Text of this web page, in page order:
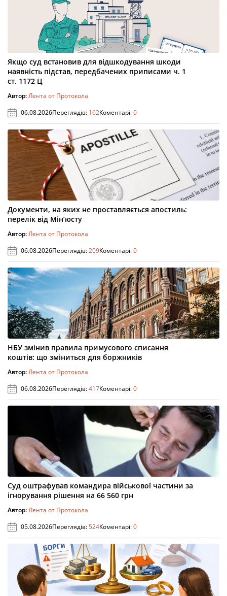
Якщо суд встановив для відшкодування шкоди
наявність підстав, передбачених приписами ч. 1
ст. 1172 Ц
Автор:Лента от Протокола
06.08.2026Переглядів: 162Коментарі:0
Документи, на яких не проставляється апостиль:
перелік від Мін’юсту
Автор:Лента от Протокола
06.08.2026Переглядів:209Коментарі:0
НБУ змінив правила примусового списання
коштів: що зміниться для боржників
Автор:Лента от Протокола
06.08.2026Переглядів:417Коментарі:0
Суд оштрафував командира військової частини за
ігнорування рішення на 66 560 грн
Автор:Лента от Протокола
05.08.2026Переглядів:524Коментарі:0